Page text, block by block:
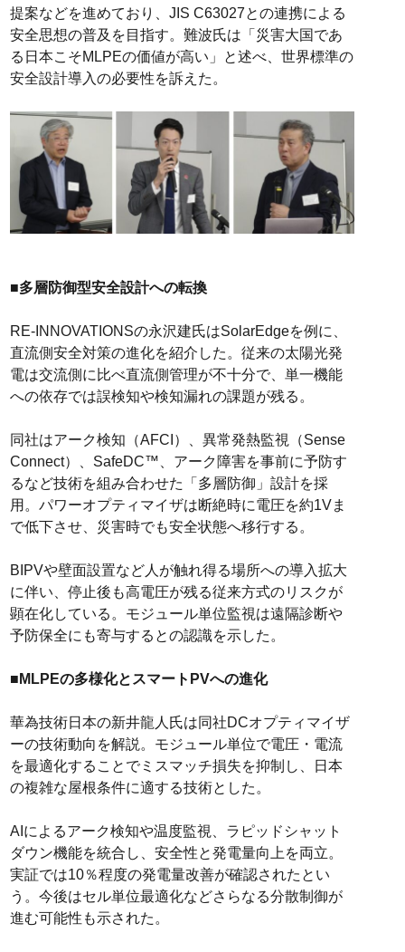
提案などを進めており、JIS C63027との連携による
安全思想の普及を目指す。難波氏は「災害大国であ
る日本こそMLPEの価値が高い」と述べ、世界標準の
安全設計導入の必要性を訴えた。
■多層防御型安全設計への転換
RE-INNOVATIONSの永沢建氏はSolarEdgeを例に、
直流側安全対策の進化を紹介した。従来の太陽光発
電は交流側に比べ直流側管理が不十分で、単一機能
への依存では誤検知や検知漏れの課題が残る。
同社はアーク検知（AFCI）、異常発熱監視（Sense
Connect）、SafeDC™、アーク障害を事前に予防す
るなど技術を組み合わせた「多層防御」設計を採
用。パワーオプティマイザは断絶時に電圧を約1Vま
で低下させ、災害時でも安全状態へ移行する。
BIPVや壁面設置など人が触れ得る場所への導入拡大
に伴い、停止後も高電圧が残る従来方式のリスクが
顕在化している。モジュール単位監視は遠隔診断や
予防保全にも寄与するとの認識を示した。
■MLPEの多様化とスマートPVへの進化
華為技術日本の新井龍人氏は同社DCオプティマイザ
ーの技術動向を解説。モジュール単位で電圧・電流
を最適化することでミスマッチ損失を抑制し、日本
の複雑な屋根条件に適する技術とした。
AIによるアーク検知や温度監視、ラピッドシャット
ダウン機能を統合し、安全性と発電量向上を両立。
実証では10％程度の発電量改善が確認されたとい
う。今後はセル単位最適化などさらなる分散制御が
進む可能性も示された。